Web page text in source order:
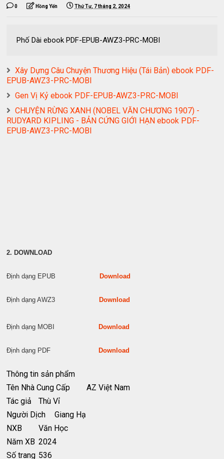
0 Hồng Yến Thứ Tư, 7 tháng 2, 2024
Phố Dài ebook PDF-EPUB-AWZ3-PRC-MOBI
Xây Dựng Câu Chuyện Thương Hiệu (Tái Bản) ebook PDF-
EPUB-AWZ3-PRC-MOBI
Gen Vị Kỷ ebook PDF-EPUB-AWZ3-PRC-MOBI
CHUYỆN RỪNG XANH (NOBEL VĂN CHƯƠNG 1907) -
RUDYARD KIPLING - BẢN CỨNG GIỚI HẠN ebook PDF-
EPUB-AWZ3-PRC-MOBI
2. DOWNLOAD
Định dạng EPUB Download
Định dạng AWZ3 Download
Định dạng MOBI Download
Định dạng PDF Download
Thông tin sản phẩm
Tên Nhà Cung Cấp
AZ Việt Nam
Tác giả
Thù Vỉ
Người Dịch
Giang Hạ
NXB
Văn Học
Năm XB 2024
Số trang 536